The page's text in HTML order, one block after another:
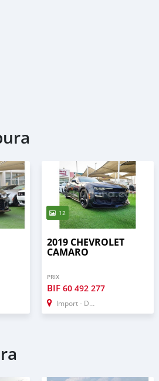
12
2019 CHEVROLET
CAMARO
PRIX
BIF 60 492 277
Import - Dubai